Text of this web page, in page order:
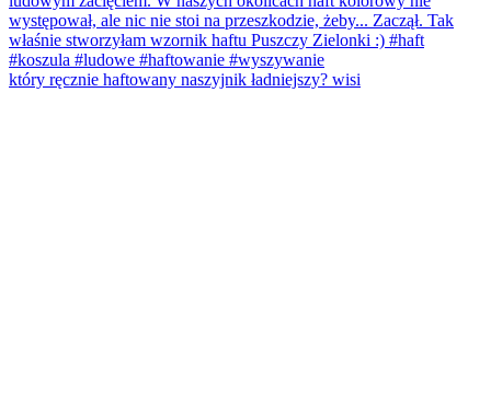
który ręcznie haftowany naszyjnik ładniejszy? wisi